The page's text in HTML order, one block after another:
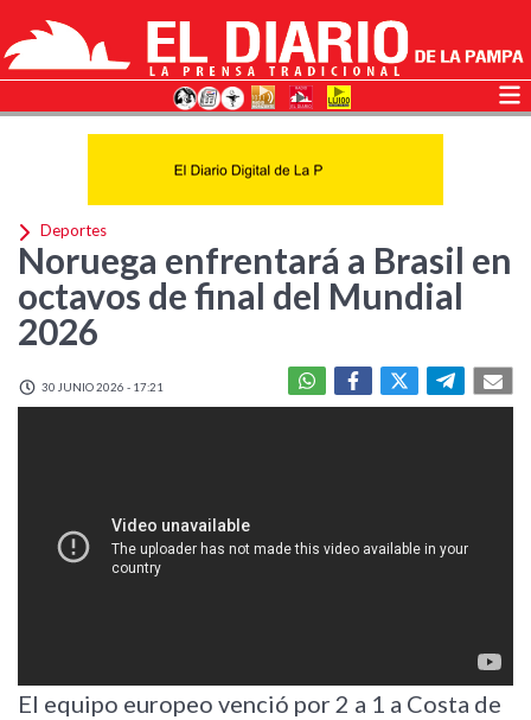
Deportes
Noruega enfrentará a Brasil en
octavos de final del Mundial
2026
30 JUNIO 2026 - 17:21
El equipo europeo venció por 2 a 1 a Costa de